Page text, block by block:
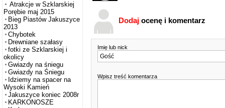
Atrakcje w Szklarskiej
Porębie maj 2015
Bieg Piastów Jakuszyce
2013
Chybotek
Drewniane szałasy
fotki ze Szklarskiej i
okolicy
Gwiazdy na śniegu
Gwiazdy na Śniegu
Idziemy na spacer na
Wysoki Kamień
Jakuszyce koniec 2008r
KARKONOSZE
Dodaj ocenę i komentarz
Imię lub nick
Wpisz treść komentarza